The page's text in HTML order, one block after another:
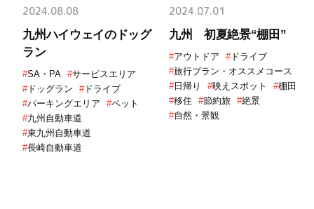
2024.08.08
九州ハイウェイのドッグ
ラン
#SA・PA #サービスエリア
#ドッグラン #ドライブ
#パーキングエリア #ペット
#九州自動車道
#東九州自動車道
#長崎自動車道
2024.07.01
九州 初夏絶景“棚田”
#アウトドア #ドライブ
#旅行プラン・オススメコース
#日帰り #映えスポット #棚田
#移住 #節約旅 #絶景
#自然・景観